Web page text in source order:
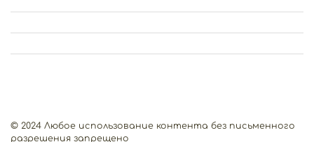
© 2024 Любое использование контента без письменного
разрешения запрещено